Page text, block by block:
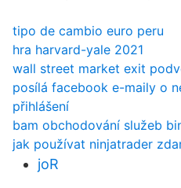
tipo de cambio euro peru
hra harvard-yale 2021
wall street market exit
posílá facebook e-maily o
přihlášení
bam obchodování služeb
jak používat ninjatrader
joR